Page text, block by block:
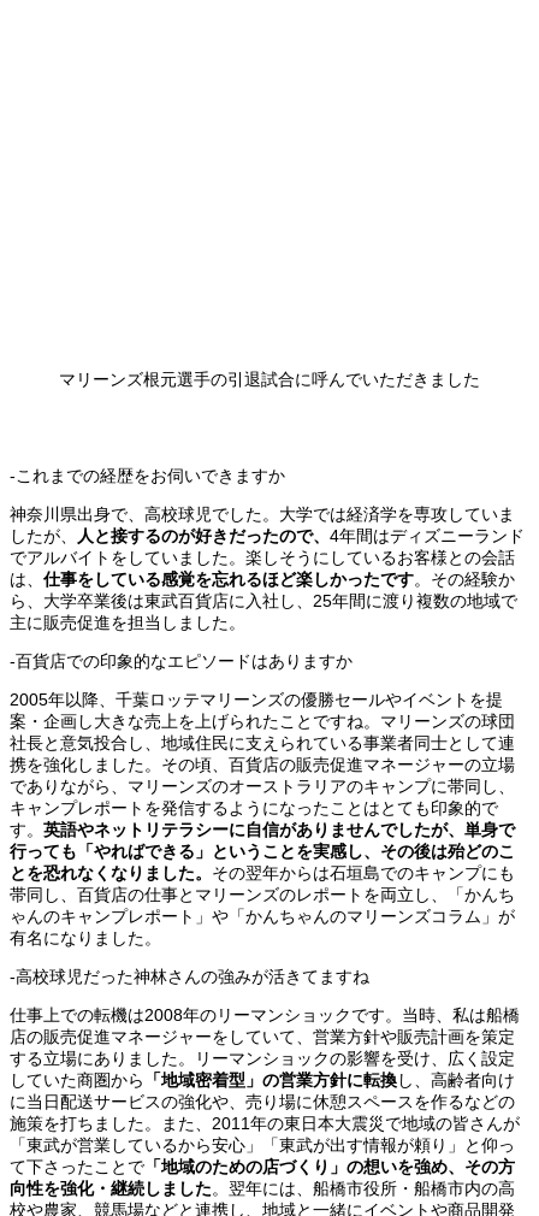
マリーンズ根元選手の引退試合に呼んでいただきました
-これまでの経歴をお伺いできますか
神奈川県出身で、高校球児でした。大学では経済学を専攻していま
したが、
人と接するのが好きだったので、 4年間はディズニーランド
でアルバイトをしていました。楽しそうにしているお客様との会話
は、 仕事をしている感覚を忘れるほど楽しかったです。その経験か
ら、大学卒業後は東武百貨店に入社し、25年間に渡り複数の地域で
主に販売促進を担当しました。
-百貨店での印象的なエピソードはありますか
2005年以降、千葉ロッテマリーンズの優勝セールやイベントを提
案・企画し大きな売上を上げられたことですね。マリーンズの球団
社長と意気投合し、地域住民に支えられている事業者同士として連
携を強化しました。その頃、百貨店の販売促進マネージャーの立場
でありながら、マリーンズのオーストラリアのキャンプに帯同し、
キャンプレポートを発信するようになったことはとても印象的で
す。 英語やネットリテラシーに自信がありませんでしたが、 単身で
行っても 「やればできる」ということを実感し、その後は殆どのこ
とを恐れなくなりました。 その翌年からは石垣島でのキャンプにも
帯同し、百貨店の仕事とマリーンズのレポートを両立し、「かんち
ゃんのキャンプレポート」や「かんちゃんのマリーンズコラム」が
有名になりました。
-高校球児だった神林さんの強みが活きてますね
仕事上での転機は2008年のリーマンショックです。当時、私は船橋
店の販売促進マネージャーをしていて、営業方針や販売計画を策定
する立場にありました。リーマンショックの影響を受け、広く設定
していた商圏から
「地域密着型」の営業方針に転換し、高齢者向け
に当日配送サービスの強化や、売り場に休憩スペースを作るなどの
施策を打ちました。また、2011年の東日本大震災で地域の皆さんが
「東武が営業しているから安心」「東武が出す情報が頼り」と仰っ
て下さったことで 「地域のための店づくり」の想いを強め、その方
向性を強化・継続しました。翌年には、船橋市役所・船橋市内の高
校や農家、競馬場などと連携し、地域と一緒にイベントや商品開発